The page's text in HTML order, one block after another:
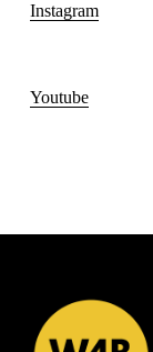
Instagram
Youtube